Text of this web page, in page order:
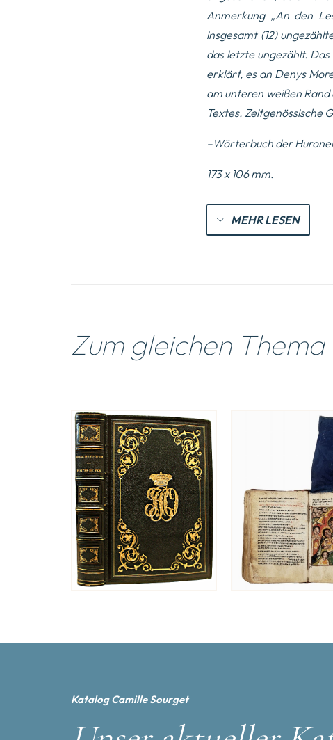
Anmerkung „An den
insgesamt (12)
das letzte ungezählt.
erklärt, es an Denys
am unteren weißen Rand
Textes. Zeitgenössische
–Wörterbuch der
173 x 106 mm.
MEHR LESEN
Zum gleichen Thema
Katalog Camille Sourget